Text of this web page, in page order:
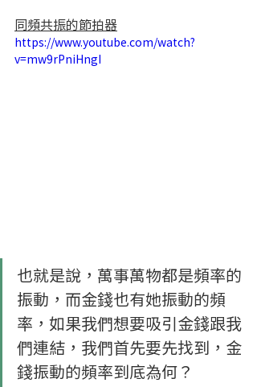
同頻共振的節拍器
https://www.youtube.com/watch?
v=mw9rPniHngI
也就是說，萬事萬物都是頻率的
振動，而金錢也有她振動的頻
率，如果我們想要吸引金錢跟我
們連結，我們首先要先找到，金
錢振動的頻率到底為何？